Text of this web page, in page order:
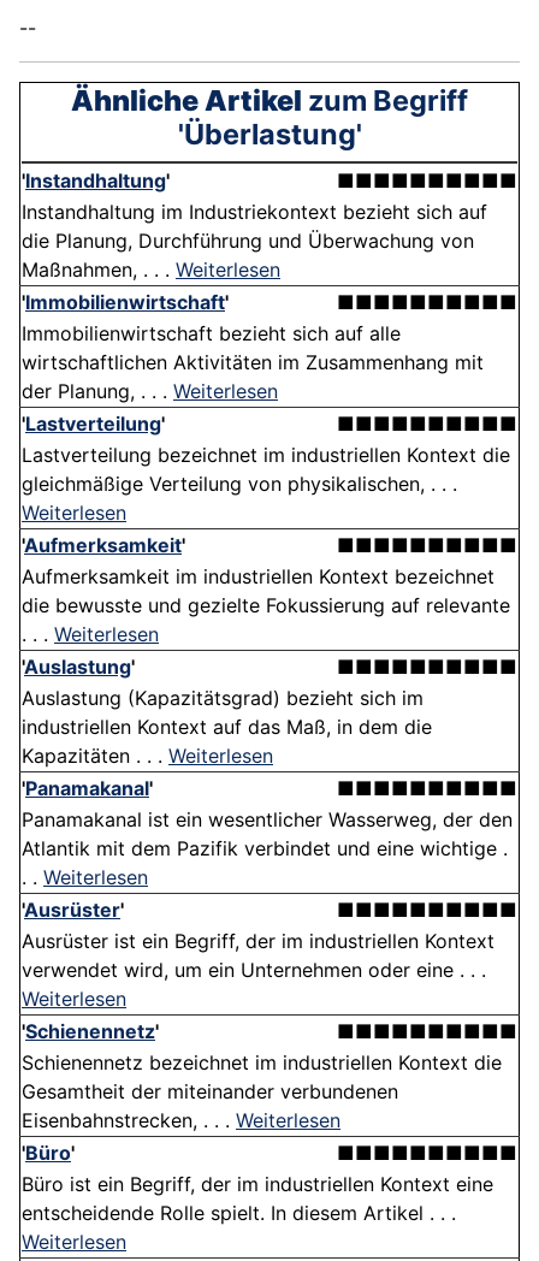
--
Ähnliche Artikel zum Begriff
'Überlastung'
'Instandhaltung'
■■■■■■■■■■
Instandhaltung im Industriekontext bezieht sich auf
die Planung, Durchführung und Überwachung von
Maßnahmen, . . . Weiterlesen
'Immobilienwirtschaft'
■■■■■■■■■■
Immobilienwirtschaft bezieht sich auf alle
wirtschaftlichen Aktivitäten im Zusammenhang mit
der Planung, . . . Weiterlesen
'Lastverteilung'
■■■■■■■■■■
Lastverteilung bezeichnet im industriellen Kontext die
gleichmäßige Verteilung von physikalischen, . . .
Weiterlesen
'Aufmerksamkeit'
■■■■■■■■■■
Aufmerksamkeit im industriellen Kontext bezeichnet
die bewusste und gezielte Fokussierung auf relevante
. . . Weiterlesen
'Auslastung'
■■■■■■■■■■
Auslastung (Kapazitätsgrad) bezieht sich im
industriellen Kontext auf das Maß, in dem die
Kapazitäten . . . Weiterlesen
'Panamakanal'
■■■■■■■■■■
Panamakanal ist ein wesentlicher Wasserweg, der den
Atlantik mit dem Pazifik verbindet und eine wichtige .
. . Weiterlesen
'Ausrüster'
■■■■■■■■■■
Ausrüster ist ein Begriff, der im industriellen Kontext
verwendet wird, um ein Unternehmen oder eine . . .
Weiterlesen
'Schienennetz'
■■■■■■■■■■
Schienennetz bezeichnet im industriellen Kontext die
Gesamtheit der miteinander verbundenen
Eisenbahnstrecken, . . . Weiterlesen
'Büro'
■■■■■■■■■■
Büro ist ein Begriff, der im industriellen Kontext eine
entscheidende Rolle spielt. In diesem Artikel . . .
Weiterlesen